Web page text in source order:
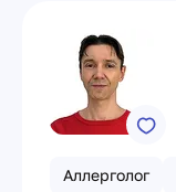
Аллерголог